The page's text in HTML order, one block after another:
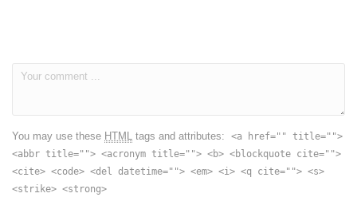
You may use these HTML tags and attributes:
<a href="" title="">
<abbr title=""> <acronym title=""> <b> <blockquote cite="">
<cite> <code> <del datetime=""> <em> <i> <q cite=""> <s>
<strike> <strong>